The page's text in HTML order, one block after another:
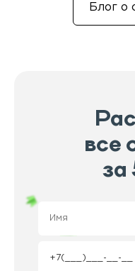
Блог о
все
за